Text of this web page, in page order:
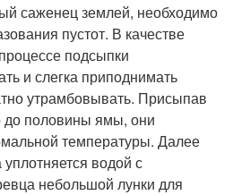
саженец землей, необходимо
пустот. В качестве
подсыпки
и слегка приподнимать
утрамбовывать. Присыпав
до половины ямы, они
температуры. Далее
водой с
небольшой лунки для